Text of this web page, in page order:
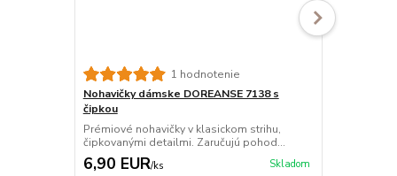
1 hodnotenie
Nohavičky dámske DOREANSE 7138 s
čipkou
Prémiové nohavičky v klasickom strihu,
čipkovanými detailmi. Zaručujú pohod...
6,90 EUR/ks Skladom